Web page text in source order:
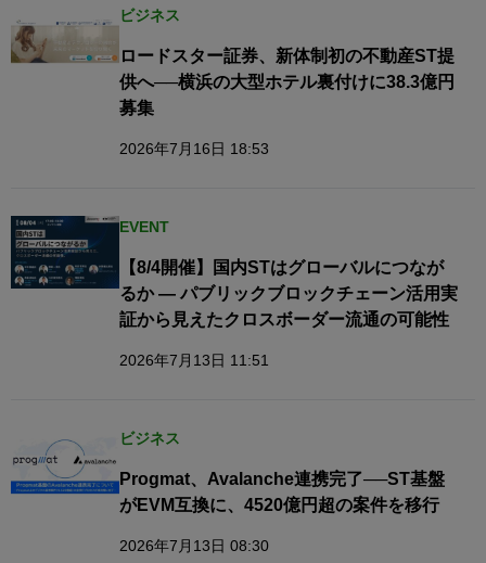
ビジネス
ロードスター証券、新体制初の不動産ST提
供へ──横浜の大型ホテル裏付けに38.3億円
募集
2026年7月16日 18:53
EVENT
【8/4開催】国内STはグローバルにつなが
るか — パブリックブロックチェーン活用実
証から見えたクロスボーダー流通の可能性
2026年7月13日 11:51
ビジネス
Progmat、Avalanche連携完了──ST基盤
がEVM互換に、4520億円超の案件を移行
2026年7月13日 08:30